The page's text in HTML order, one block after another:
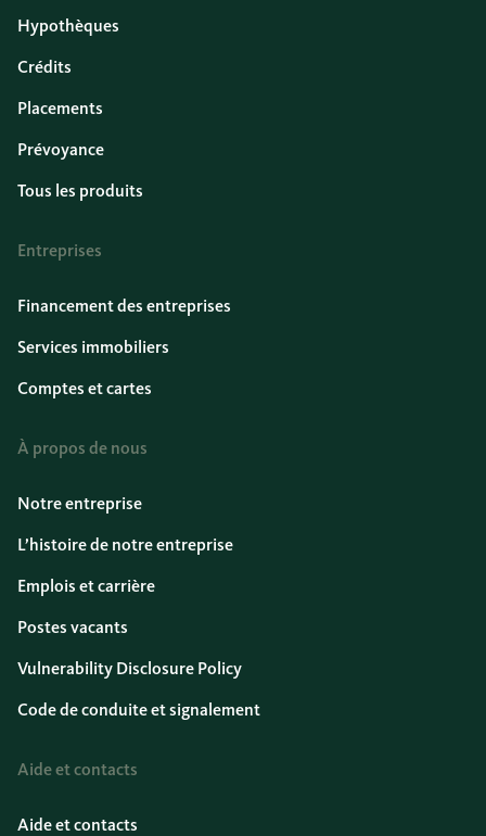
Hypothèques
Crédits
Placements
Prévoyance
Tous les produits
Entreprises
Financement des entreprises
Services immobiliers
Comptes et cartes
À propos de nous
Notre entreprise
L’histoire de notre entreprise
Emplois et carrière
Postes vacants
Vulnerability Disclosure Policy
Code de conduite et signalement
Aide et contacts
Aide et contacts